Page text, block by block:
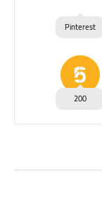
Pinterest
200